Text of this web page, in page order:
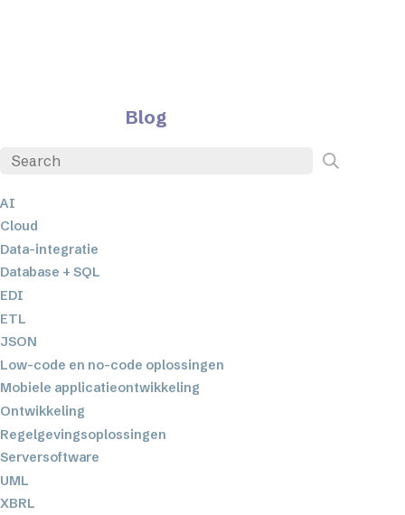
Blog
AI
Cloud
Data-integratie
Database + SQL
EDI
ETL
JSON
Low-code en no-code oplossingen
Mobiele applicatieontwikkeling
Ontwikkeling
Regelgevingsoplossingen
Serversoftware
UML
XBRL